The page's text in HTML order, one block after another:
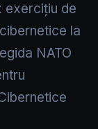
exercițiu de
la
NATO